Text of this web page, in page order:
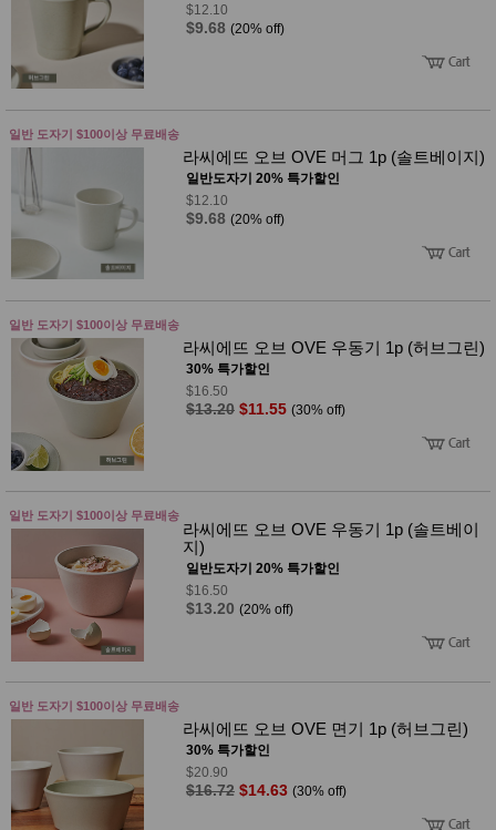
$12.10
$9.68 (20% off)
일반 도자기 $100이상 무료배송
라씨에뜨 오브 OVE 머그 1p (솔트베이지)
일반도자기 20% 특가할인
$12.10
$9.68 (20% off)
일반 도자기 $100이상 무료배송
라씨에뜨 오브 OVE 우동기 1p (허브그린)
30% 특가할인
$16.50
$13.20 $11.55 (30% off)
일반 도자기 $100이상 무료배송
라씨에뜨 오브 OVE 우동기 1p (솔트베이
지)
일반도자기 20% 특가할인
$16.50
$13.20 (20% off)
일반 도자기 $100이상 무료배송
라씨에뜨 오브 OVE 면기 1p (허브그린)
30% 특가할인
$20.90
$16.72 $14.63 (30% off)